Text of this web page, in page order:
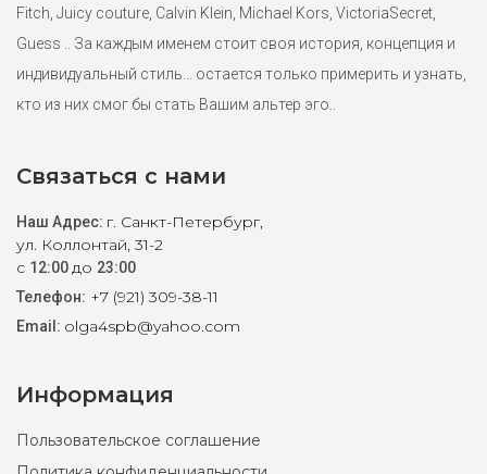
Худи женское DKNY XL
Fitch, Juicy couture, Calvin Klein, Michael Kors, VictoriaSecret,
Guess .. За каждым именем стоит своя история, концепция и
индивидуальный стиль... остается только примерить и узнать,
кто из них смог бы стать Вашим альтер эго..
Связаться с нами
Наш Адрес: г. Санкт-Петербург,
ул. Коллонтай, 31-2
с 12:00до 23:00
Телефон: +7 (921) 309-38-11
Email: olga4spb@yahoo.com
Информация
Пользовательское соглашение